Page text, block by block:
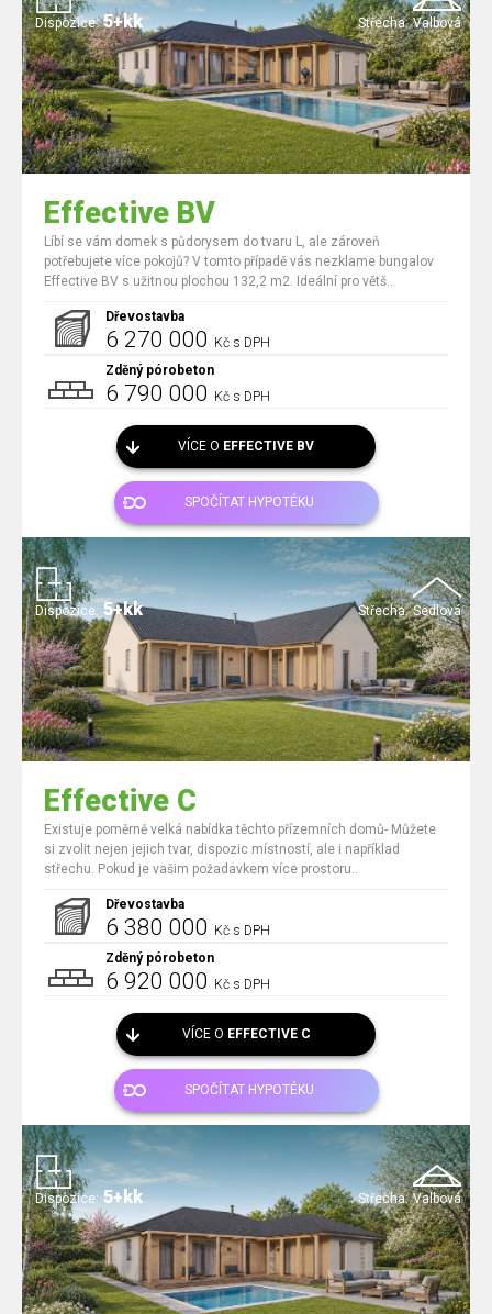
Střecha: Valbová
Dispozice: 5+kk
Effective BV
Líbí se vám domek s půdorysem do tvaru L, ale zároveň
potřebujete více pokojů? V tomto případě vás nezklame bungalov
Effective BV s užitnou plochou 132,2 m2. Ideální pro větš..
Dřevostavba
6 270 000 Kč s DPH
Zděný pórobeton
6 790 000 Kč s DPH
VÍCE O EFFECTIVE BV
SPOČÍTAT HYPOTÉKU
Střecha: Sedlová
Dispozice: 5+kk
Effective C
Existuje poměrně velká nabídka těchto přízemních domů- Můžete
si zvolit nejen jejich tvar, dispozic místností, ale i například
střechu. Pokud je vašim požadavkem více prostoru..
Dřevostavba
6 380 000 Kč s DPH
Zděný pórobeton
6 920 000 Kč s DPH
VÍCE O EFFECTIVE C
SPOČÍTAT HYPOTÉKU
Střecha: Valbová
Dispozice: 5+kk